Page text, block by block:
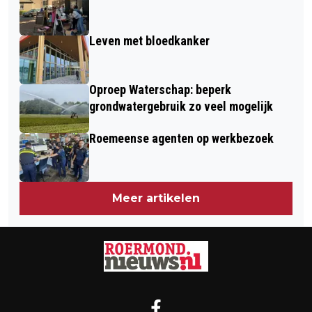
Leven met bloedkanker
Oproep Waterschap: beperk
grondwatergebruik zo veel mogelijk
Roemeense agenten op werkbezoek
Meer artikelen